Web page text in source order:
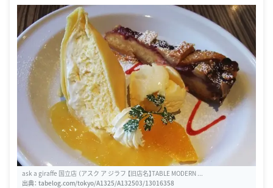
ask a giraffe 国立店 （アスク ア ジラフ 【旧店名】TABLE MODERN ...
出典： tabelog.com/tokyo/A1325/A132503/13016358